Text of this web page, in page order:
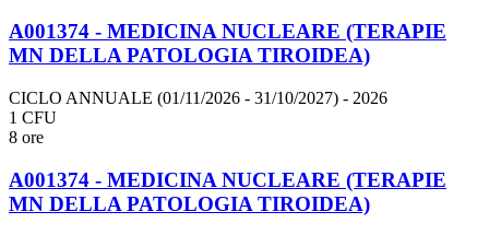
A001374 - MEDICINA NUCLEARE (TERAPIE
MN DELLA PATOLOGIA TIROIDEA)
CICLO ANNUALE (01/11/2026 - 31/10/2027) - 2026
1 CFU
8 ore
A001374 - MEDICINA NUCLEARE (TERAPIE
MN DELLA PATOLOGIA TIROIDEA)